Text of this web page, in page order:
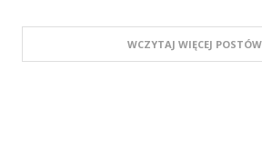
WCZYTAJ WIĘCEJ POSTÓW